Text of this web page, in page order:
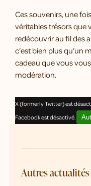
Ces souvenirs, une
véritables trésors que
redécouvrir au fil des
c’est bien plus qu’un
cadeau que vous
modération.
X (formerly Twitter) est
Facebook est désactivé.
Autres actualités